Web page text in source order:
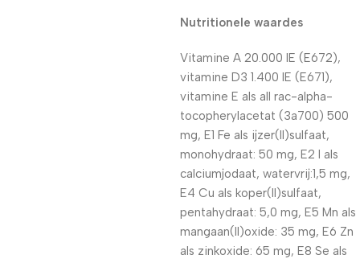
Nutritionele waardes
Vitamine A 20.000 IE (E672),
vitamine D3 1.400 IE (E671),
vitamine E als all rac-alpha-
tocopherylacetat (3a700) 500
mg, E1 Fe als ijzer(II)sulfaat,
monohydraat: 50 mg, E2 I als
calciumjodaat, watervrij:1,5 mg,
E4 Cu als koper(II)sulfaat,
pentahydraat: 5,0 mg, E5 Mn als
mangaan(II)oxide: 35 mg, E6 Zn
als zinkoxide: 65 mg, E8 Se als